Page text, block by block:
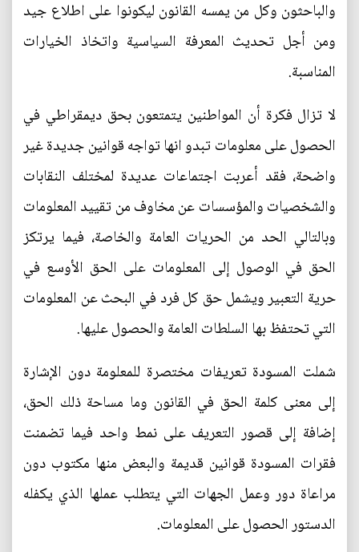
والباحثون وكل من يمسه القانون ليكونوا على اطلاع جيد
ومن أجل تحديث المعرفة السياسية واتخاذ الخيارات
المناسبة.
لا تزال فكرة أن المواطنين يتمتعون بحق ديمقراطي في
الحصول على معلومات تبدو انها تواجه قوانين جديدة غير
واضحة، فقد أعربت اجتماعات عديدة لمختلف النقابات
والشخصيات والمؤسسات عن مخاوف من تقييد المعلومات
وبالتالي الحد من الحريات العامة والخاصة، فيما يرتكز
الحق في الوصول إلى المعلومات على الحق الأوسع في
حرية التعبير ويشمل حق كل فرد في البحث عن المعلومات
التي تحتفظ بها السلطات العامة والحصول عليها.
شملت المسودة تعريفات مختصرة للمعلومة دون الإشارة
إلى معنى كلمة الحق في القانون وما مساحة ذلك الحق،
إضافة إلى قصور التعريف على نمط واحد فيما تضمنت
فقرات المسودة قوانين قديمة والبعض منها مكتوب دون
مراعاة دور وعمل الجهات التي يتطلب عملها الذي يكفله
الدستور الحصول على المعلومات.